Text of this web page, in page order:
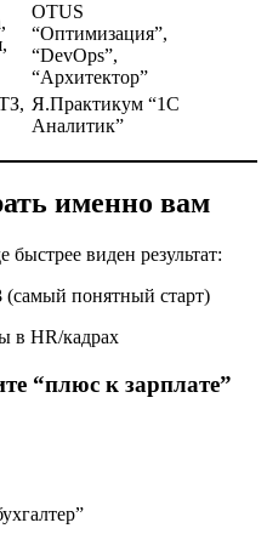
OTUS
“Оптимизация”,
“DevOps”,
“Архитектор”
Я.Практикум “1С
Аналитик”
именно вам
виден результат:
(самый понятный старт)
в HR/кадрах
“плюс к зарплате”